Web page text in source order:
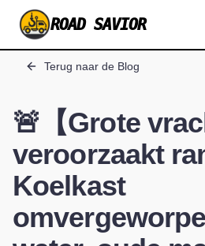
ROAD SAVIOR
Terug naar de Blog
🚨【Grote
veroorzaakt
Koelkast